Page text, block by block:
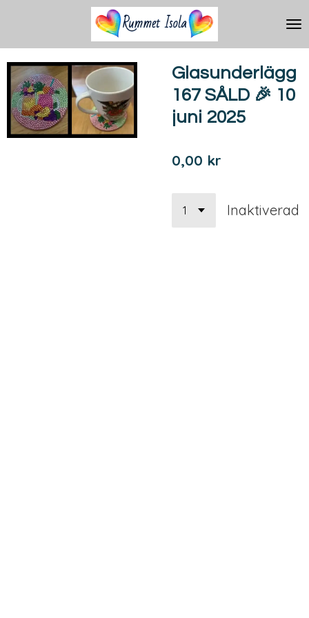
huvudinnehållet
Glasunderlägg
167 SÅLD 🎉 10
juni 2025
0,00 kr
Inaktiverad